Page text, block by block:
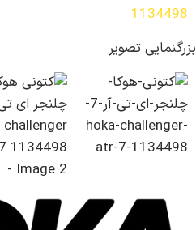
بزرگنمایی تصویر